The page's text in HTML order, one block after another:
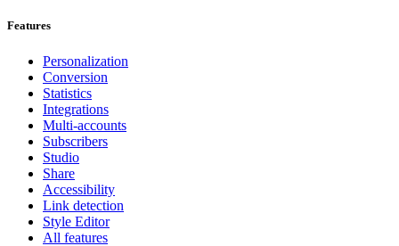
Features
Personalization
Conversion
Statistics
Integrations
Multi-accounts
Subscribers
Studio
Share
Accessibility
Link detection
Style Editor
All features